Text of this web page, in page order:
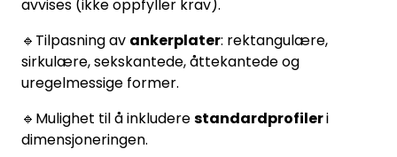
avvises (ikke oppfyller krav).
🔹Tilpasning av ankerplater: rektangulære,
sirkulære, sekskantede, åttekantede og
uregelmessige former.
🔹Mulighet til å inkluderestandardprofileri
dimensjoneringen.